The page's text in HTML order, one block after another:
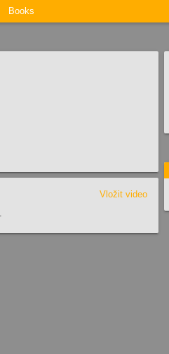
Books
Vložit video